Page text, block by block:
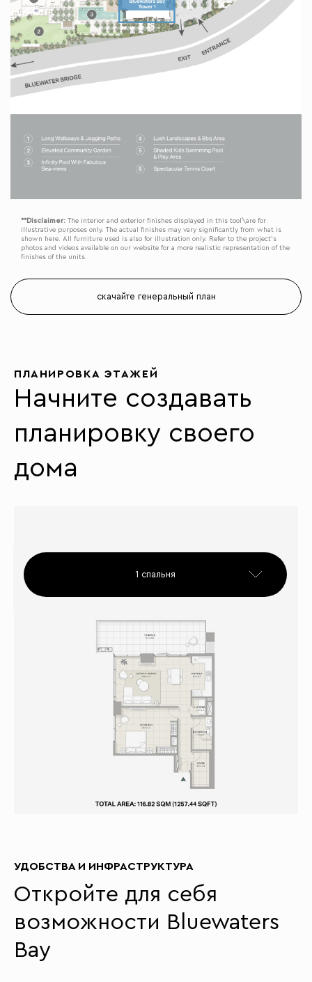
**Disclaimer: The interior and exterior finishes displayed in this tool\are for
illustrative purposes only. The actual finishes may vary significantly from what is
shown here. All furniture used is also for illustration only. Refer to the project’s
photos and videos available on our website for a more realistic representation of the
finishes of the units.
скачайте генеральный план
ПЛАНИРОВКА ЭТАЖЕЙ
Начните создавать
планировку своего
дома
1 спальня
УДОБСТВА И ИНФРАСТРУКТУРА
Откройте для себя
возможности Bluewaters
Bay